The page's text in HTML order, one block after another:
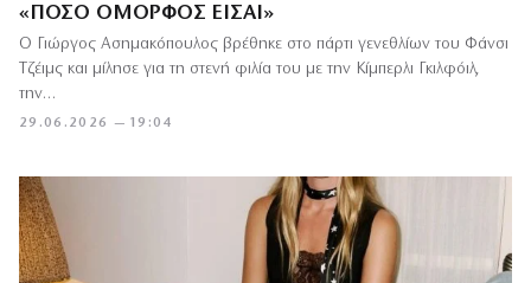
«ΠΌΣΟ ΌΜΟΡΦΟΣ ΕΊΣΑΙ»
29.06.2026 — 19:04
Ο Γιώργος Ασημακόπουλος βρέθηκε στο πάρτι γενεθλίων του Φάνσι
Τζέιμς και μίλησε για τη στενή φιλία του με την Κίμπερλι Γκιλφόιλ,
την…